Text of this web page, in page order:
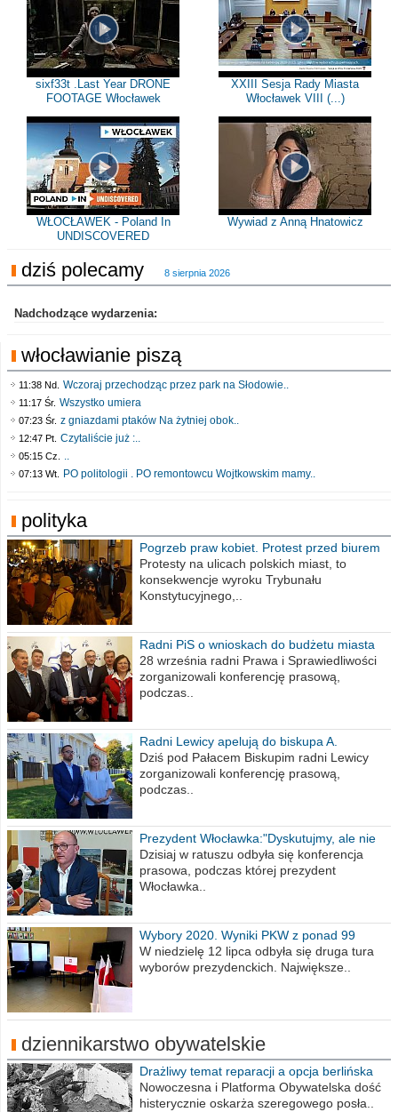
sixf33t .Last Year DRONE
FOOTAGE Włocławek
XXIII Sesja Rady Miasta
Włocławek VIII (...)
WŁOCŁAWEK - Poland In
UNDISCOVERED
Wywiad z Anną Hnatowicz
dziś polecamy 8 sierpnia 2026
Nadchodzące wydarzenia:
włocławianie piszą
11:38 Nd. Wczoraj przechodząc przez park na Słodowie..
11:17 Śr. Wszystko umiera
07:23 Śr. z gniazdami ptaków Na żytniej obok..
12:47 Pt. Czytaliście już :..
05:15 Cz. ..
07:13 Wt. PO politologii . PO remontowcu Wojtkowskim mamy..
polityka
Pogrzeb praw kobiet. Protest przed biurem
poselskim PiS
Protesty na ulicach polskich miast, to
konsekwencje wyroku Trybunału
Konstytucyjnego,..
Radni PiS o wnioskach do budżetu miasta
na 2021 rok
28 września radni Prawa i Sprawiedliwości
zorganizowali konferencję prasową,
podczas..
Radni Lewicy apelują do biskupa A.
Wiesława Meringa
Dziś pod Pałacem Biskupim radni Lewicy
zorganizowali konferencję prasową,
podczas..
Prezydent Włocławka:"Dyskutujmy, ale nie
obrażajmy się”
Dzisiaj w ratuszu odbyła się konferencja
prasowa, podczas której prezydent
Włocławka..
Wybory 2020. Wyniki PKW z ponad 99
procent obwodów
W niedzielę 12 lipca odbyła się druga tura
wyborów prezydenckich. Największe..
dziennikarstwo obywatelskie
Drażliwy temat reparacji a opcja berlińska
Nowoczesna i Platforma Obywatelska dość
histerycznie oskarża szeregowego posła..